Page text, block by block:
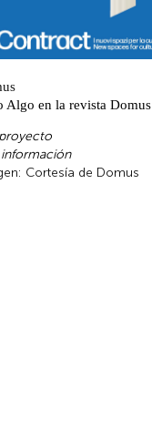
Algo en la revista Domus
información
Cortesía de Domus